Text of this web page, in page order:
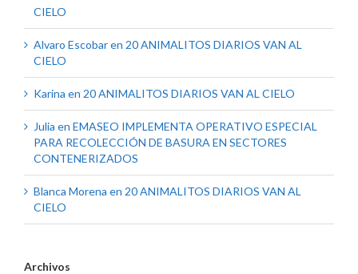
CIELO
Alvaro Escobaren 20 ANIMALITOS DIARIOS VAN AL
CIELO
Karina en 20 ANIMALITOS DIARIOS VAN AL CIELO
Julia en EMASEO IMPLEMENTA OPERATIVO ESPECIAL
PARA RECOLECCIÓN DE BASURA EN SECTORES
CONTENERIZADOS
Blanca Morena en 20 ANIMALITOS DIARIOS VAN AL
CIELO
Archivos